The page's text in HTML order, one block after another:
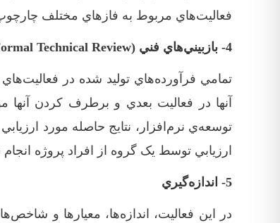
فعاليت‌هاي مربوط به فازهاي مختلف چارچوپ
4- بازبيني‌هاي فني (FTR : Formal Technical Review)
‏تمامي فرآورده‌هاي توليد شده در
آنها در فعاليت بعدي و برطرف کردن آنها
توسعه‌ي نرم‌افزار، نتايج حاصله مورد
ارزيابي توسط يک گروه از افراد پروژه
5- اندازه‌گيري
‏در اين فعاليت، اندازه‌ها، معيارها و